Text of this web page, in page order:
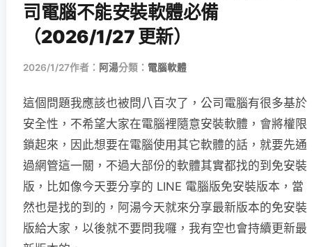
司電腦不能安裝軟體必備
（2026/1/27 更新）
2026/1/27作者： 阿湯分類： 電腦軟體
這個問題我應該也被問八百次了，公司電腦有很多基於
安全性，不希望大家在電腦裡隨意安裝軟體，會將權限
鎖起來，因此想要在電腦使用其它軟體的話，就要先通
過網管這一關，不過大部份的軟體其實都找的到免安裝
版，比如像今天要分享的 LINE 電腦版免安裝版本，當
然也是找的到的，阿湯今天就來分享最新版本的免安裝
版給大家，以後就不要問我囉，我有空也會持續更新最